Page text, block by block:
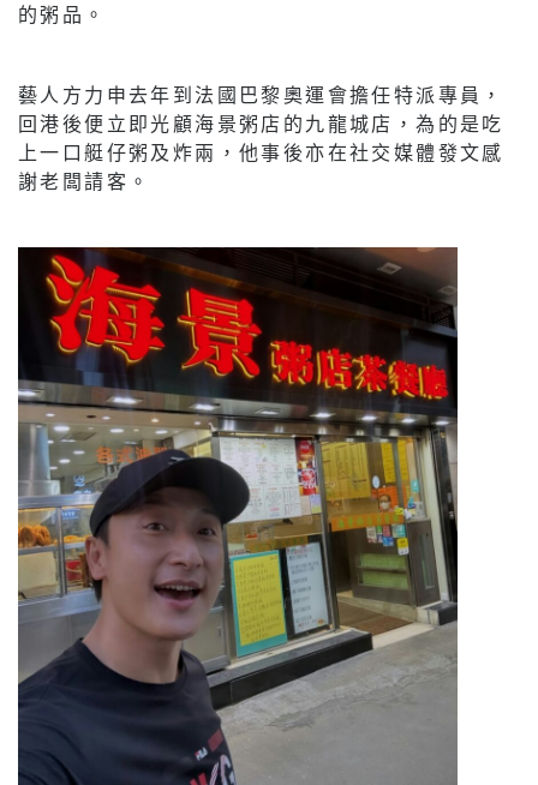
的粥品。
藝人方力申去年到法國巴黎奧運會擔任特派專員，
回港後便立即光顧海景粥店的九龍城店，為的是吃
上一口艇仔粥及炸兩，他事後亦在社交媒體發文感
謝老闆請客。